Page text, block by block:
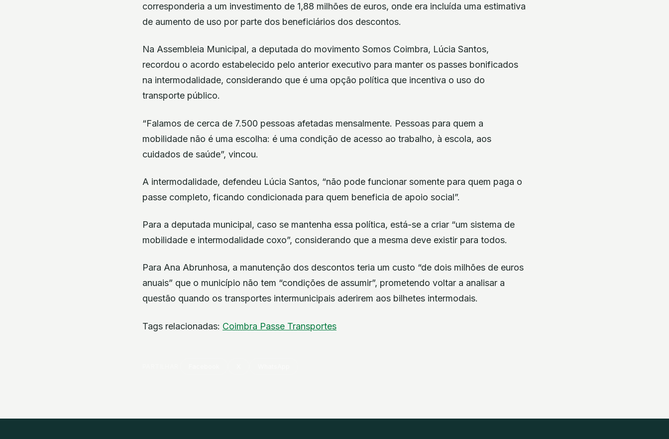
corresponderia a um investimento de 1,88 milhões de euros, onde era incluída uma estimativa
de aumento de uso por parte dos beneficiários dos descontos.
Na Assembleia Municipal, a deputada do movimento Somos Coimbra, Lúcia Santos,
recordou o acordo estabelecido pelo anterior executivo para manter os passes bonificados
na intermodalidade, considerando que é uma opção política que incentiva o uso do
transporte público.
“Falamos de cerca de 7.500 pessoas afetadas mensalmente. Pessoas para quem a
mobilidade não é uma escolha: é uma condição de acesso ao trabalho, à escola, aos
cuidados de saúde”, vincou.
A intermodalidade, defendeu Lúcia Santos, “não pode funcionar somente para quem paga o
passe completo, ficando condicionada para quem beneficia de apoio social”.
Para a deputada municipal, caso se mantenha essa política, está-se a criar “um sistema de
mobilidade e intermodalidade coxo”, considerando que a mesma deve existir para todos.
Para Ana Abrunhosa, a manutenção dos descontos teria um custo “de dois milhões de euros
anuais” que o município não tem “condições de assumir”, prometendo voltar a analisar a
questão quando os transportes intermunicipais aderirem aos bilhetes intermodais.
Tags relacionadas: Coimbra Passe Transportes